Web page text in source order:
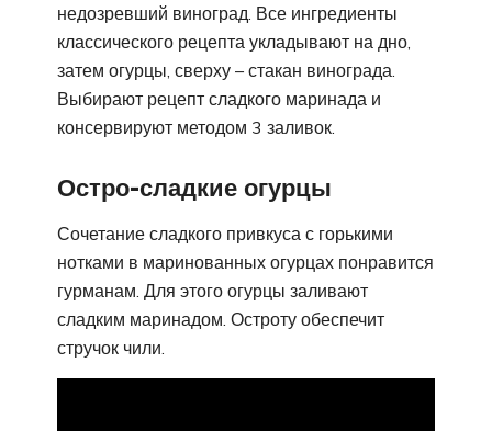
недозревший виноград. Все ингредиенты
классического рецепта укладывают на дно,
затем огурцы, сверху – стакан винограда.
Выбирают рецепт сладкого маринада и
консервируют методом 3 заливок.
Остро-сладкие огурцы
Сочетание сладкого привкуса с горькими
нотками в маринованных огурцах понравится
гурманам. Для этого огурцы заливают
сладким маринадом. Остроту обеспечит
стручок чили.